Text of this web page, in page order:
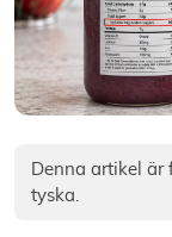
Denna artikel
tyska.